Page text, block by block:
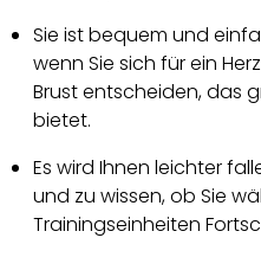
Sie ist bequem und
wenn Sie sich für ein
Brust entscheiden, das
bietet.
Es wird Ihnen leichter
und zu wissen, ob Sie
Trainingseinheiten